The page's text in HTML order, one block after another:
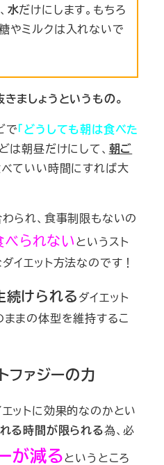
、 水だけにします。もちろ
やミルクは入れないで
ましょうというもの。
で「どうしても朝は食べた
は朝昼だけにして、 朝ご
ていい時間にすれば大
られ、食事制限もないの
られないというスト
イエット方法なのです！
続けられるダイエット
まの体型を維持するこ
ファジーの力
ットに効果的なのかとい
る時間が限られる為、必
が減るというところ